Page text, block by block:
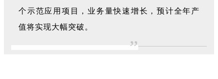
个示范应用项目，业务量快速增长，预计全年产
值将实现大幅突破。
”